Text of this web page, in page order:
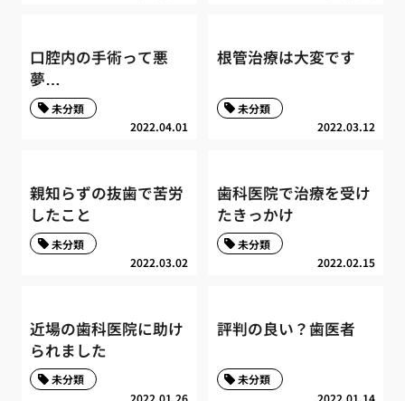
口腔内の手術って悪
夢…
2022.04.01
未分類
根管治療は大変です
2022.03.12
未分類
親知らずの抜歯で苦労
したこと
2022.03.02
未分類
歯科医院で治療を受け
たきっかけ
2022.02.15
未分類
近場の歯科医院に助け
られました
2022.01.26
未分類
評判の良い？歯医者
2022.01.14
未分類